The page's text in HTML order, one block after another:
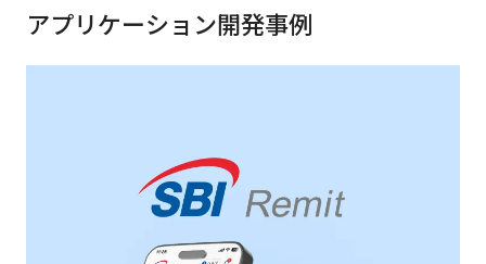
すべてのサービス・業界
デザインシステム構築支援 プロトタイピング・仮説検証
フロントエンド開発
アプリケーション開発事例